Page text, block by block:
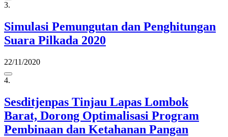
3.
Simulasi Pemungutan dan Penghitungan
Suara Pilkada 2020
22/11/2020
4.
Sesditjenpas Tinjau Lapas Lombok
Barat, Dorong Optimalisasi Program
Pembinaan dan Ketahanan Pangan